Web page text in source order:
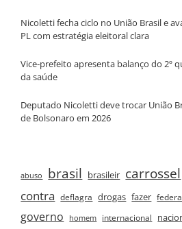
Nicoletti fecha ciclo no União Brasil e
PL com estratégia eleitoral clara
Vice‑prefeito apresenta balanço do 2º
da saúde
Deputado Nicoletti deve trocar União
de Bolsonaro em 2026
abuso brasil brasileir carrossel
contra deflagra drogas fazer
governo homem internacional